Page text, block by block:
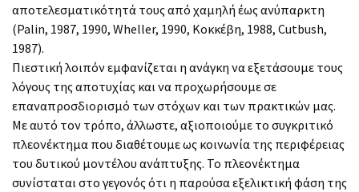
αποτελεσματικότητά τους από χαμηλή έως ανύπαρκτη
(Palin, 1987, 1990, Wheller, 1990, Κοκκέβη, 1988, Cutbush,
1987).
Πιεστική λοιπόν εμφανίζεται η ανάγκη να εξετάσουμε τους
λόγους της αποτυχίας και να προχωρήσουμε σε
επαναπροσδιορισμό των στόχων και των πρακτικών μας.
Με αυτό τον τρόπο, άλλωστε, αξιοποιούμε το συγκριτικό
πλεονέκτημα που διαθέτουμε ως κοινωνία της περιφέρειας
του δυτικού μοντέλου ανάπτυξης. Το πλεονέκτημα
συνίσταται στο γεγονός ότι η παρούσα εξελικτική φάση της